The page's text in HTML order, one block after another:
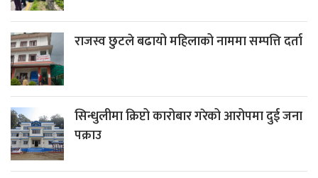
राजस्व छुटले बढायो महिलाको नाममा सम्पत्ति दर्ता
सिन्धुलीमा क्रिप्टो कारोबार गरेको आरोपमा दुई जना
पक्राउ